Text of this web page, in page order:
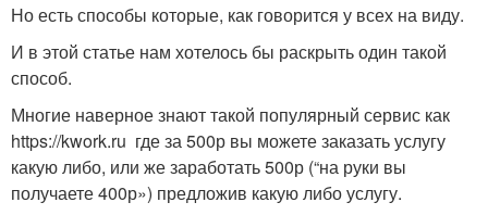
Но есть способы которые, как говорится у всех на виду.
И в этой статье нам хотелось бы раскрыть один такой
способ.
Многие наверное знают такой популярный сервис как
https://kwork.ru где за 500р вы можете заказать услугу
какую либо, или же заработать 500р (“на руки вы
получаете 400р») предложив какую либо услугу.